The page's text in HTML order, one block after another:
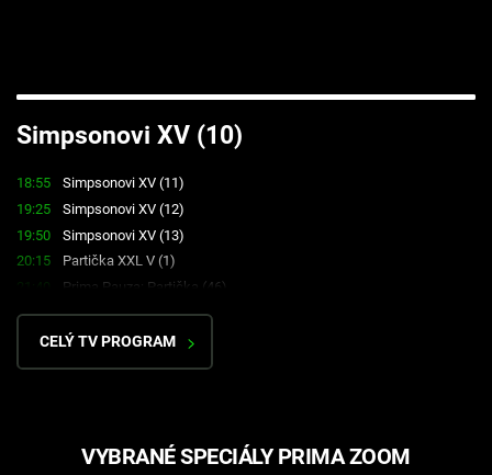
Simpsonovi XV (10)
18:55
Simpsonovi XV (11)
19:25
Simpsonovi XV (12)
19:50
Simpsonovi XV (13)
20:15
Partička XXL V (1)
21:40
Prima Pauza: Partička (46)
CELÝ TV PROGRAM
VYBRANÉ SPECIÁLY PRIMA ZOOM